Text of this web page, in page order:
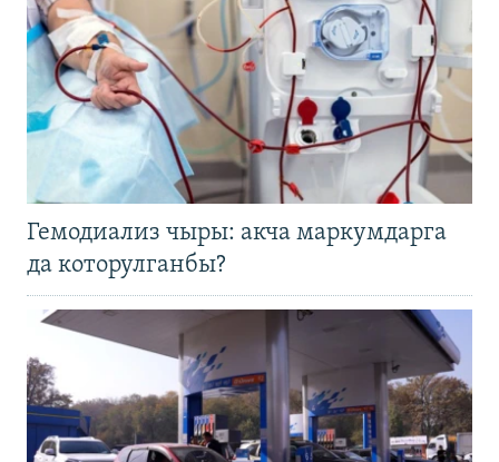
Гемодиализ чыры: акча маркумдарга
да которулганбы?